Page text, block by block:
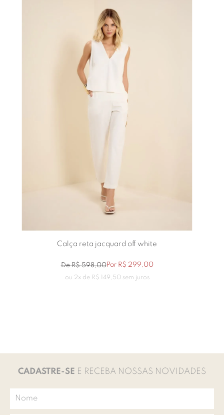
Calça reta jacquard off white
DeR$ 598,00Por R$ 299,00
ou 2x de R$ 149 50sem juros
CADASTRE-SE E RECEBA NOSSAS NOVIDADES